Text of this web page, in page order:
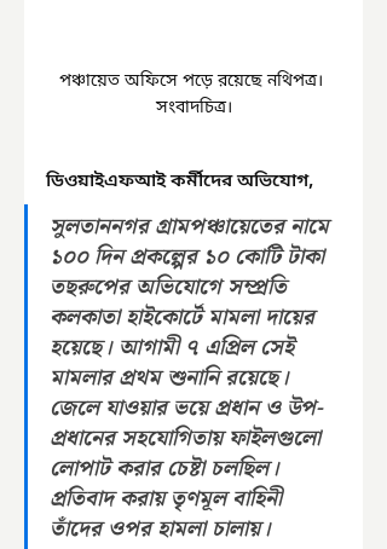
পঞ্চায়েত অফিসে পড়ে রয়েছে নথিপত্র।
সংবাদচিত্র।
ডিওয়াইএফআই কর্মীদের অভিযোগ,
সুলতাননগর গ্রামপঞ্চায়েতের নামে
১০০ দিন প্রকল্পের ১০ কোটি টাকা
তছরুপের অভিযোগে সম্প্রতি
কলকাতা হাইকোর্টে মামলা দায়ের
হয়েছে। আগামী ৭ এপ্রিল সেই
মামলার প্রথম শুনানি রয়েছে।
জেলে যাওয়ার ভয়ে প্রধান ও উপ-
প্রধানের সহযোগিতায় ফাইলগুলো
লোপাট করার চেষ্টা চলছিল।
প্রতিবাদ করায় তৃণমূল বাহিনী
তাঁদের ওপর হামলা চালায়।